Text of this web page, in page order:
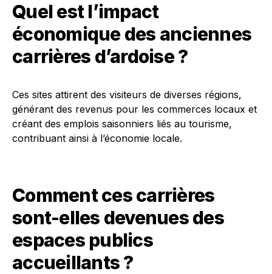
Quel est l’impact
économique des anciennes
carrières d’ardoise ?
Ces sites attirent des visiteurs de diverses régions,
générant des revenus pour les commerces locaux et
créant des emplois saisonniers liés au tourisme,
contribuant ainsi à l’économie locale.
Comment ces carrières
sont-elles devenues des
espaces publics
accueillants ?